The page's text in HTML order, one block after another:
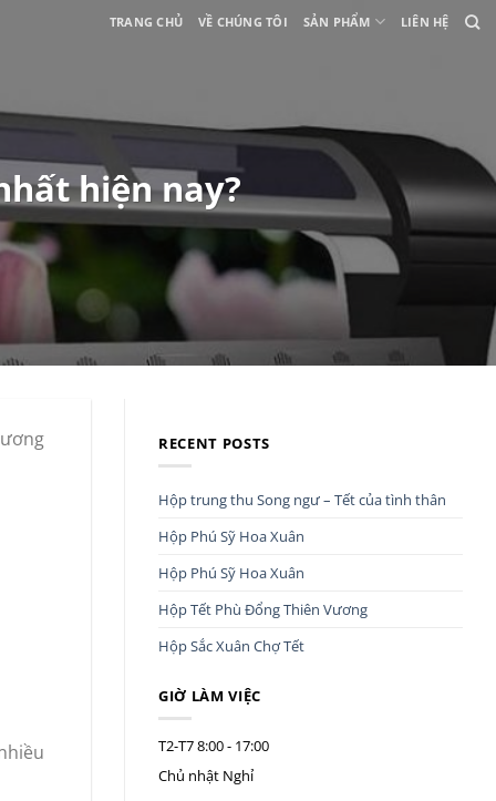
TRANG CHỦ VỀ CHÚNG TÔI SẢN PHẨM LIÊN HỆ
hiện nay?
RECENT POSTS
Hộp trung thu Song ngư – Tết của tình thân
Hộp Phú Sỹ Hoa Xuân
Hộp Phú Sỹ Hoa Xuân
Hộp Tết Phù Đổng Thiên Vương
Hộp Sắc Xuân Chợ Tết
GIỜ LÀM VIỆC
T2-T78:00 - 17:00
Chủ nhật Nghỉ